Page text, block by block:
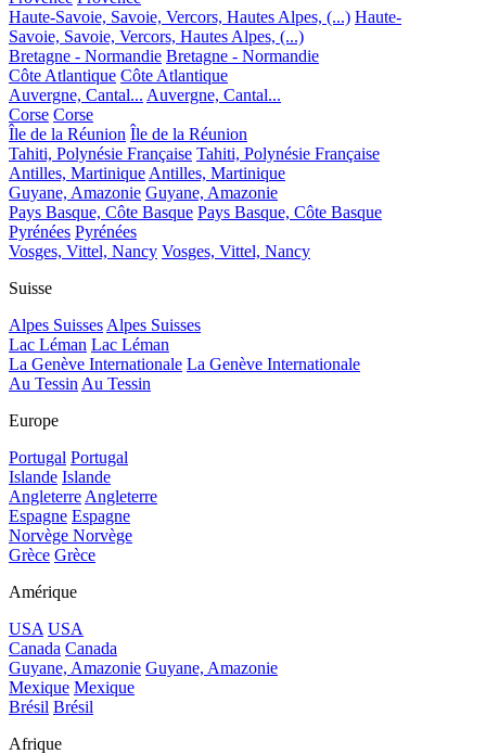
Haute-Savoie, Savoie, Vercors, Hautes Alpes, (...) Haute-
Savoie, Savoie, Vercors, Hautes Alpes, (...)
Bretagne - Normandie Bretagne - Normandie
Côte Atlantique Côte Atlantique
Auvergne, Cantal... Auvergne, Cantal...
Corse Corse
Île de la Réunion Île de la Réunion
Tahiti, Polynésie Française Tahiti, Polynésie Française
Antilles, Martinique Antilles, Martinique
Guyane, Amazonie Guyane, Amazonie
Pays Basque, Côte Basque Pays Basque, Côte Basque
Pyrénées Pyrénées
Vosges, Vittel, Nancy Vosges, Vittel, Nancy
Suisse
Alpes Suisses Alpes Suisses
Lac Léman Lac Léman
La Genève Internationale La Genève Internationale
Au Tessin Au Tessin
Europe
Portugal Portugal
Islande Islande
Angleterre Angleterre
Espagne Espagne
Norvège Norvège
Grèce Grèce
Amérique
USA USA
Canada Canada
Guyane, Amazonie Guyane, Amazonie
Mexique Mexique
Brésil Brésil
Afrique